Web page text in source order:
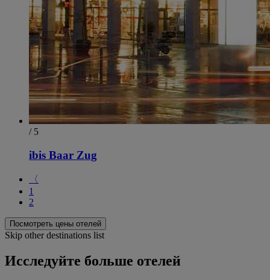
/ 5
ibis Baar Zug
〈
1
2
Посмотреть цены отелей
Skip other destinations list
Исследуйте больше отелей